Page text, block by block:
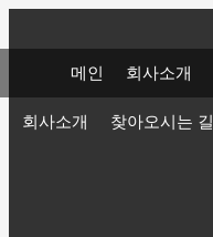
메인 회사소개
회사소개 찾아오시는 길